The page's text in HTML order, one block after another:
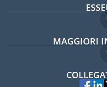
Forum
Guida
MAGGIORI